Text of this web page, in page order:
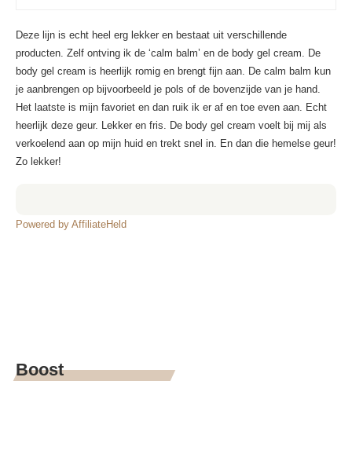
Deze lijn is echt heel erg lekker en bestaat uit verschillende
producten. Zelf ontving ik de ‘calm balm’ en de body gel cream. De
body gel cream is heerlijk romig en brengt fijn aan. De calm balm kun
je aanbrengen op bijvoorbeeld je pols of de bovenzijde van je hand.
Het laatste is mijn favoriet en dan ruik ik er af en toe even aan. Echt
heerlijk deze geur. Lekker en fris. De body gel cream voelt bij mij als
verkoelend aan op mijn huid en trekt snel in. En dan die hemelse geur!
Zo lekker!
Powered by AffiliateHeld
Boost